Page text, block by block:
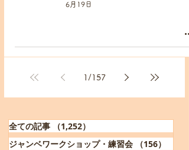
6月19日
1 / 157
全ての記事 （1,252）
ジャンベワークショップ・練習会
（156）